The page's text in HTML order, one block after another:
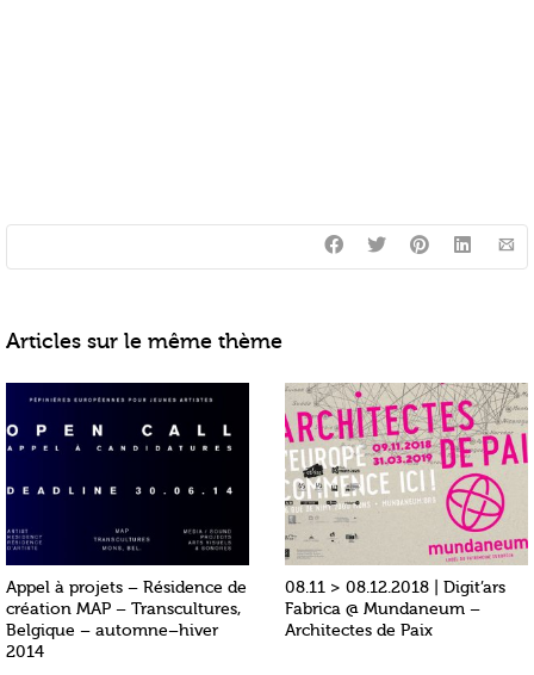
Articles sur le même thème
Appel à projets – Résidence de
création MAP – Transcultures,
Belgique – automne–hiver
2014
08.11 > 08.12.2018 | Digit’ars
Fabrica @ Mundaneum –
Architectes de Paix